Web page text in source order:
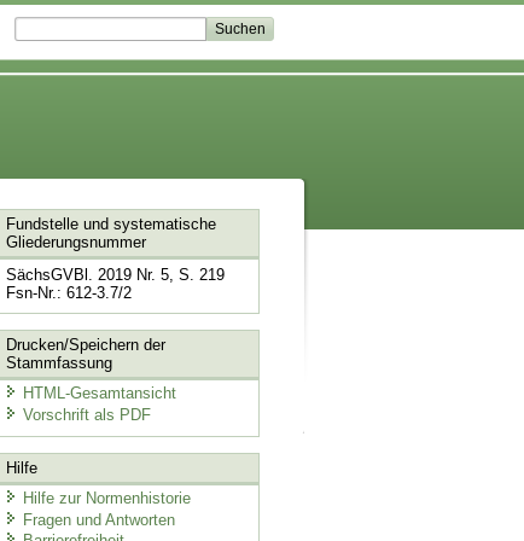
Fundstelle und systematische
Gliederungsnummer
SächsGVBl. 2019 Nr. 5, S. 219
Fsn-Nr.: 612-3.7/2
Drucken/Speichern der
Stammfassung
HTML-Gesamtansicht
Vorschrift als PDF
Hilfe
Hilfe zur Normenhistorie
Fragen und Antworten